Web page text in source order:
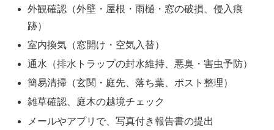
外観確認（外壁・屋根・雨樋・窓の破損、侵入痕
跡）
室内換気（窓開け・空気入替）
通水（排水トラップの封水維持、悪臭・害虫予防）
簡易清掃（玄関・庭先、落ち葉、ポスト整理）
雑草確認、庭木の越境チェック
メールやアプリで、写真付き報告書の提出